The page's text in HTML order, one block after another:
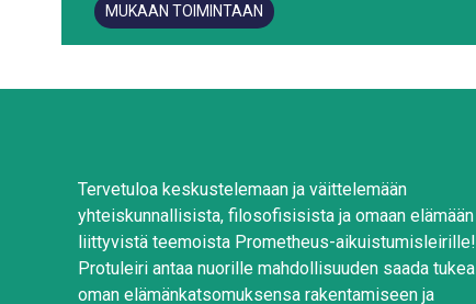
MUKAAN TOIMINTAAN
Tervetuloa keskustelemaan ja väittelemään
yhteiskunnallisista, filosofisisista ja omaan elämään
liittyvistä teemoista Prometheus-aikuistumisleirille!
Protuleiri antaa nuorille mahdollisuuden saada tukea
oman elämänkatsomuksensa rakentamiseen ja